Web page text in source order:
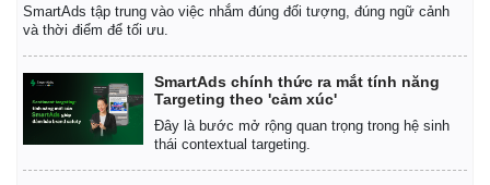
Khởi nghiệp
Tiêu dùng
Chứng khoán
Giá cà phê
SmartAds tập trung vào việc nhắm đúng đối tượng, đúng ngữ cảnh
và thời điểm để tối ưu.
SmartAds chính thức ra mắt tính năng
Targeting theo 'cảm xúc'
Đây là bước mở rộng quan trọng trong hệ sinh
thái contextual targeting.